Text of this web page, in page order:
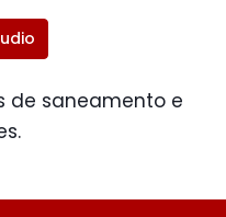
de saneamento e